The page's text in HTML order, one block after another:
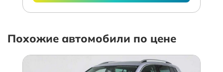
Похожие автомобили по цене